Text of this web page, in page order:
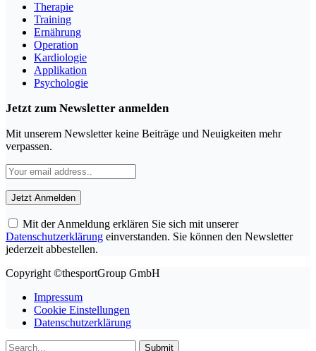
Therapie
Training
Ernährung
Operation
Kardiologie
Applikation
Psychologie
Jetzt zum Newsletter anmelden
Mit unserem Newsletter keine Beiträge und Neuigkeiten mehr
verpassen.
Mit der Anmeldung erklären Sie sich mit unserer
Datenschutzerklärung einverstanden. Sie können den Newsletter
jederzeit abbestellen.
Copyright ©thesportGroup GmbH
Impressum
Cookie Einstellungen
Datenschutzerklärung
Submit